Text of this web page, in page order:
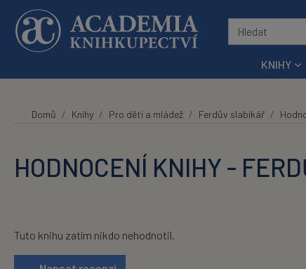
Přeskočit na hlavní obsah
KNIHY
Domů Knihy Pro děti a mládež Ferdův slabikář
HODNOCENÍ KNIHY -
Tuto knihu zatím nikdo nehodnotil.